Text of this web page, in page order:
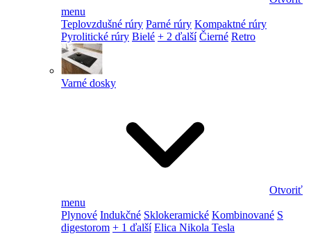
menu
Teplovzdušné rúry Parné rúry Kompaktné rúry
Pyrolitické rúry Bielé + 2 ďalší Čierné Retro
Varné dosky
Otvoriť
menu
Plynové Indukčné Sklokeramické Kombinované S
digestorom + 1 ďalší Elica Nikola Tesla